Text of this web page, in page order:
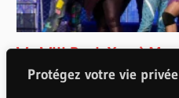
Protégez votre vie privée